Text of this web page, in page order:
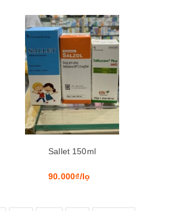
Xem nhanh
Sallet 150ml
90.000₫/lọ